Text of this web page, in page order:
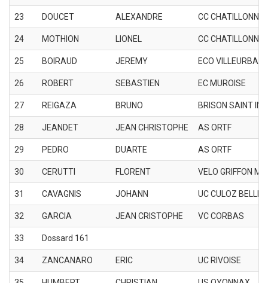
23 DOUCET ALEXANDRE CC
24 MOTHION LIONEL CC
25 BOIRAUD JEREMY ECO
26 ROBERT SEBASTIEN EC MUROISE
27 REIGAZA BRUNO BRISON SAINT
28 JEANDET JEAN CHRISTOPHE AS ORTF
29 PEDRO DUARTE AS ORTF
30 CERUTTI FLORENT VELO GRIFFON
31 CAVAGNIS JOHANN UC CULOZ BELLEY
32 GARCIA JEAN CRISTOPHE VC CORBAS
33 Dossard 161
34 ZANCANARO ERIC UC RIVOISE